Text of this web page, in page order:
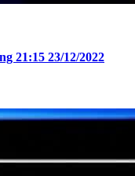
21:15 23/12/2022